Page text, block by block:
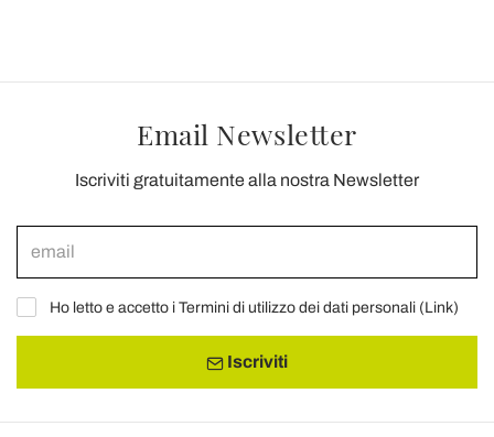
Email Newsletter
Iscriviti gratuitamente alla nostra Newsletter
Ho letto e accetto i Termini di utilizzo dei dati personali (Link)
Iscriviti